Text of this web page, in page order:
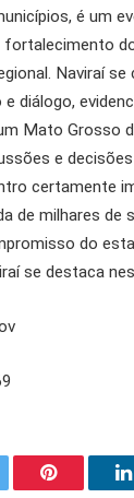
é um
Naviraí
diálogo,
Mato Grosso
e
certamente
de milhares de
do
se destaca
Pinterest